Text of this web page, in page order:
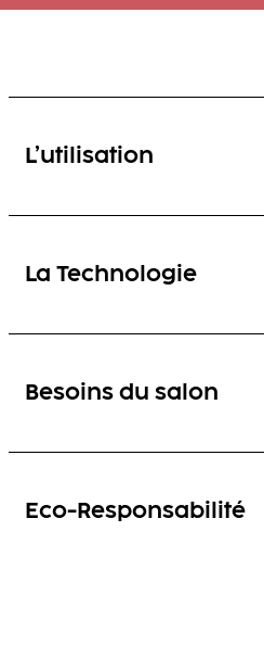
L’utilisation
La Technologie
Besoins du salon
Eco-Responsabilité